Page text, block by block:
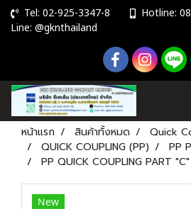
Tel: 02-925-3347-8 Hotline:
Line: @gknthailand
หน้าแรก สินค้าทั้งหมด
Quick
QUICK COUPLING (PP)
PP
PP QUICK COUPLING PART
New